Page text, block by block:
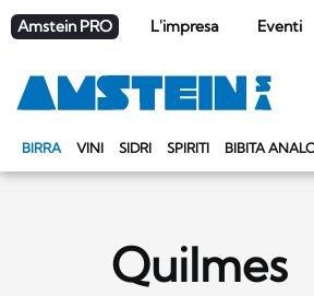
Amstein PRO L'impresa Eventi
BIRRA VINI SIDRI SPIRITI BIBITA
Quilmes